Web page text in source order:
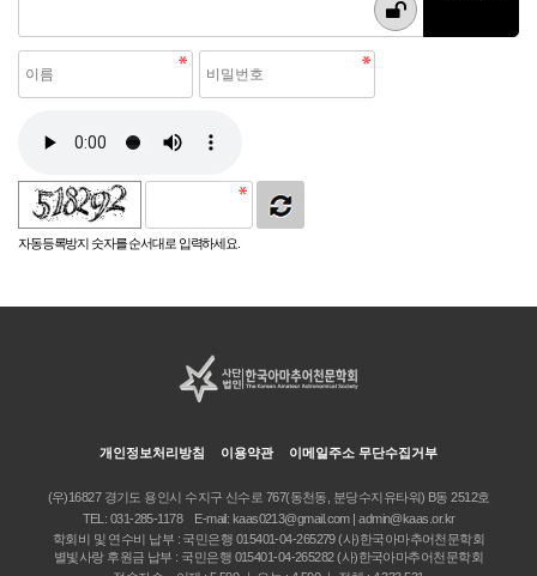
자동등록방지 숫자를 순서대로 입력하세요.
개인정보처리방침 이용약관 이메일주소 무단수집거부
(우)16827 경기도 용인시 수지구 신수로 767(동천동, 분당수지유타워) B동 2512호
TEL: 031-285-1178 E-mail: kaas0213@gmail.com | admin@kaas.or.kr
학회비 및 연수비 납부 : 국민은행 015401-04-265279 (사)한국아마추어천문학회
별빛사랑 후원금 납부 : 국민은행 015401-04-265282 (사)한국아마추어천문학회